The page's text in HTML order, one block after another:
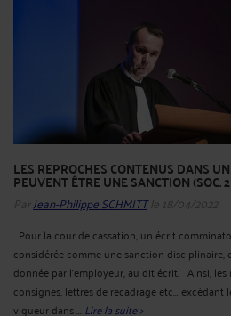
LES REPROCHES CONTENUS DANS
PEUVENT ÊTRE UNE SANCTION (SOC.
Par Jean-Philippe SCHMITTle 18/04/2022
Pour la cour de cassation, un écrit
considérée comme une sanction
donnée par l’employeur, au dit écrit. Ainsi, les
consignes, lettres de recadrage etc...
vigueur dans ... Lire la suite >